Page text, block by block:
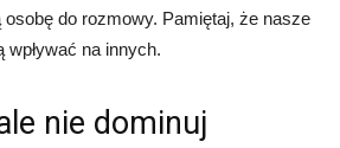
do rozmowy. Pamiętaj, że nasze
wpływać na innych.
nie dominuj